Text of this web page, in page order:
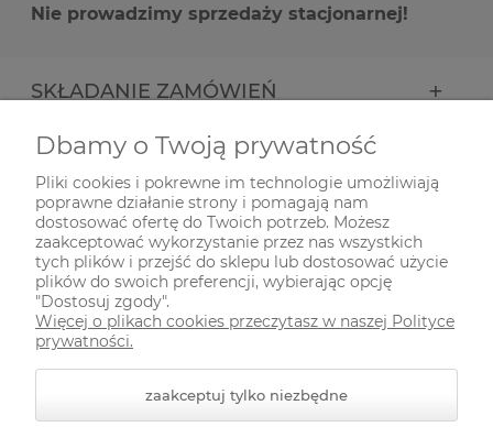
Nie prowadzimy sprzedaży stacjonarnej!
SKŁADANIE ZAMÓWIEŃ
INFORMACJE
ODWIEDŹ NAS NA
Dbamy o Twoją prywatność
Pliki cookies i pokrewne im technologie umożliwiają
poprawne działanie strony i pomagają nam
dostosować ofertę do Twoich potrzeb. Możesz
zaakceptować wykorzystanie przez nas wszystkich
tych plików i przejść do sklepu lub dostosować użycie
plików do swoich preferencji, wybierając opcję
"Dostosuj zgody".
Więcej o plikach cookies przeczytasz w naszej Polityce
prywatności.
zaakceptuj tylko niezbędne